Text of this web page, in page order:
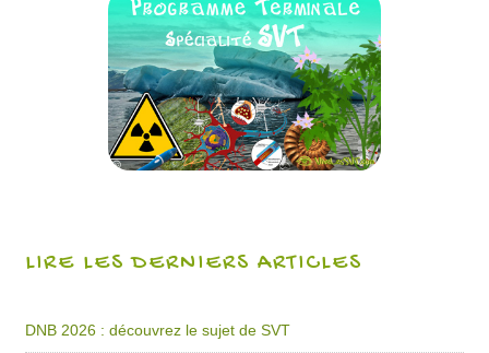
LIRE LES DERNIERS ARTICLES
DNB 2026 : découvrez le sujet de SVT